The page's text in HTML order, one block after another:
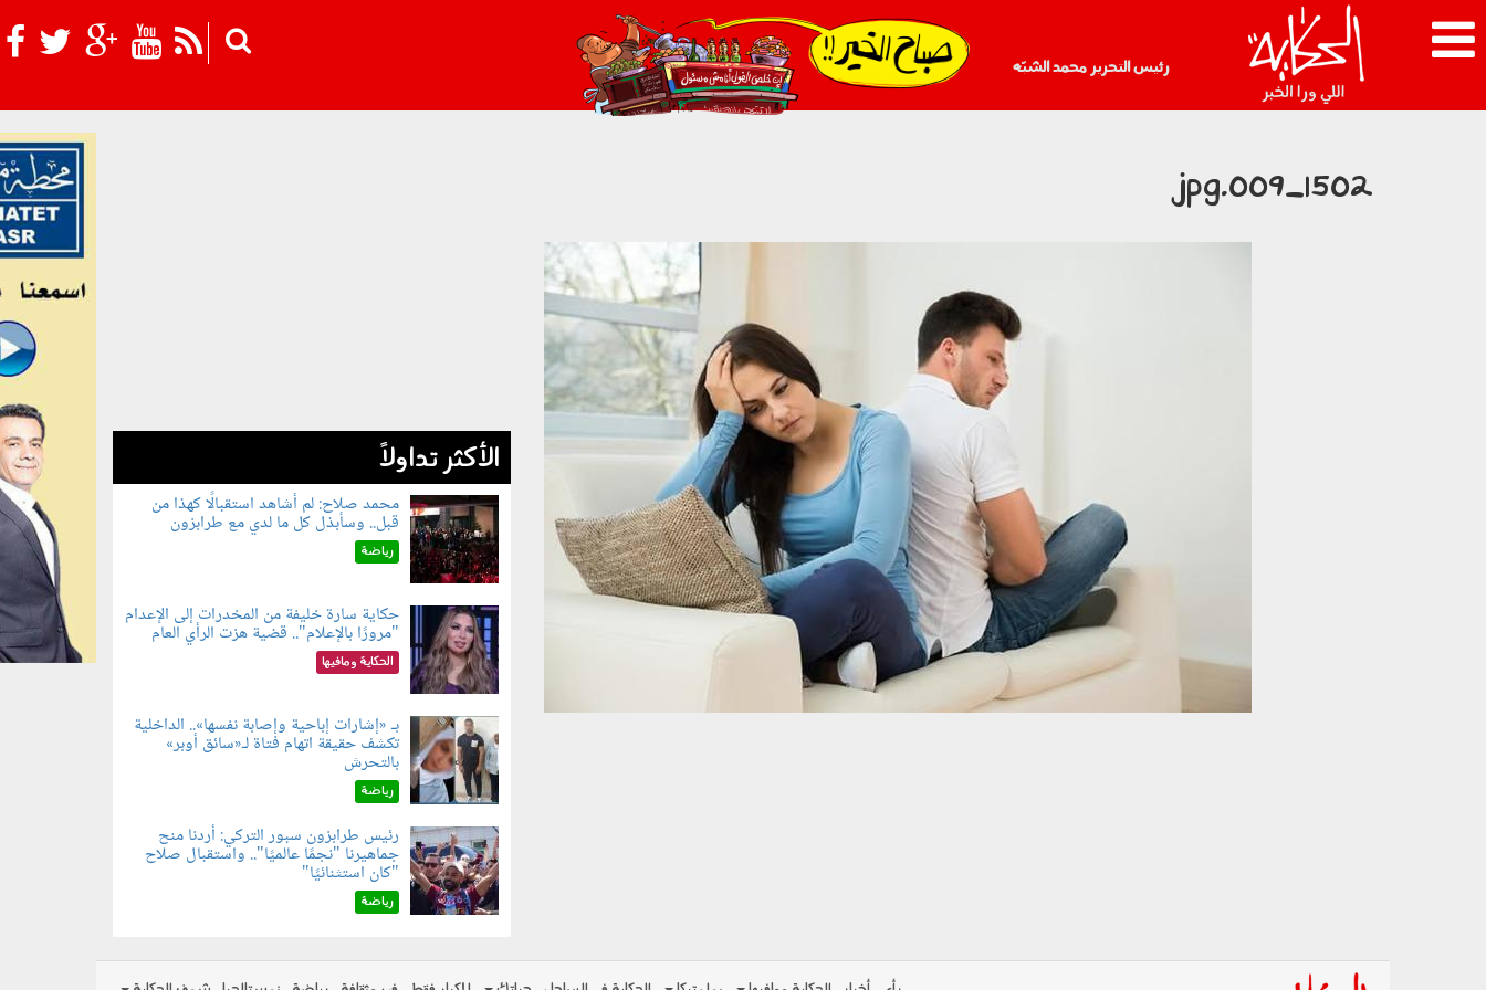
رئيس التحرير محمد الشبّه
021_2.png
1502_009.jpg
الأكثر تداولاً
060802.jpg
محمد صلاح: لم أشاهد استقبالًا كهذا من
قبل.. وسأبذل كل ما لدي مع طرابزون
رياضة
060801.jpeg
حكاية سارة خليفة من المخدرات إلى الإعدام
"مرورًا بالإعلام".. قضية هزت الرأي العام
الحكاية ومافيها
060804.jpg
بـ «إشارات إباحية وإصابة نفسها».. الداخلية
تكشف حقيقة اتهام فتاة لـ«سائق أوبر»
بالتحرش
رياضة
060803.jpg
رئيس طرابزون سبور التركي: أردنا منح
جماهيرنا "نجمًا عالميًا".. واستقبال صلاح
"كان استثنائيًا"
رياضة